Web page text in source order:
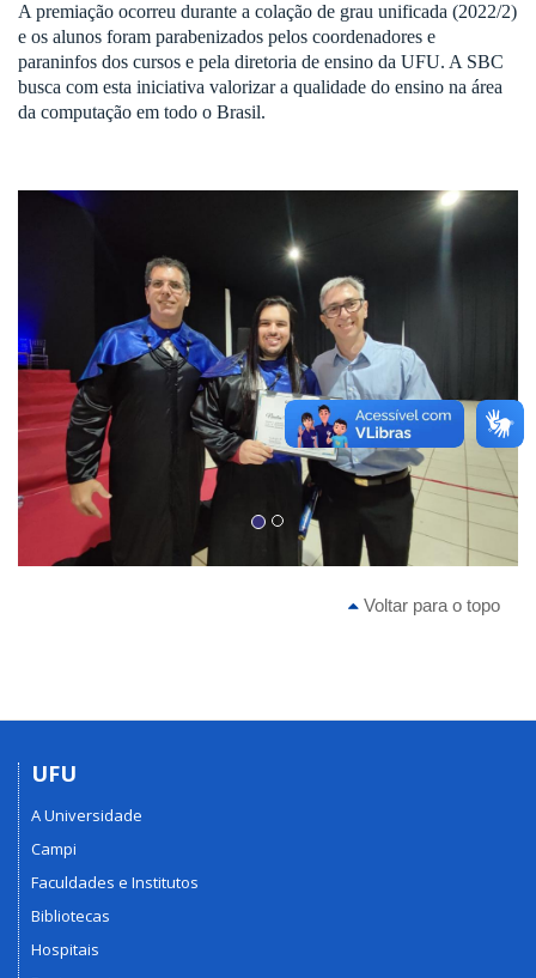
A premiação ocorreu durante a colação de grau unificada (2022/2)
e os alunos foram parabenizados pelos coordenadores e
paraninfos dos cursos e pela diretoria de ensino da UFU. A SBC
busca com esta iniciativa valorizar a qualidade do ensino na área
da computação em todo o Brasil.
Previous Next
Voltar para o topo
UFU
A Universidade
Campi
Faculdades e Institutos
Bibliotecas
Hospitais